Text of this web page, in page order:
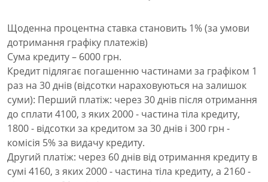
Щоденна процентна ставка становить 1% (за умови
дотримання графіку платежів)
Сума кредиту – 6000 грн.
Кредит підлягає погашенню частинами за графіком 1
раз на 30 днів (відсотки нараховуються на залишок
суми): Перший платіж: через 30 днів після отримання
до сплати 4100, з яких 2000 - частина тіла кредиту,
1800 - відсотки за кредитом за 30 днів і 300 грн -
комісія 5% за видачу кредиту.
Другий платіж: через 60 днів від отримання кредиту в
сумі 4160, з яких 2000 - частина тіла кредиту, а 2160 -